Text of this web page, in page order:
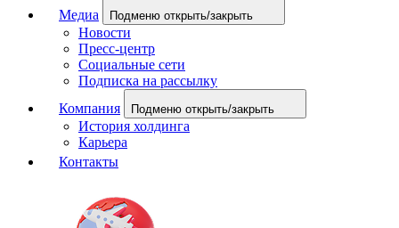
Медиа
Подменю открыть/закрыть
Новости
Пресс-центр
Социальные сети
Подписка на рассылку
Компания
Подменю открыть/закрыть
История холдинга
Карьера
Контакты